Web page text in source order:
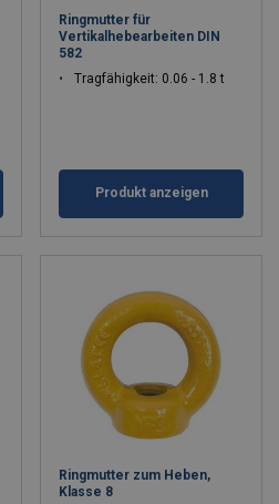
Ringmutter für
Vertikalhebearbeiten DIN
582
Tragfähigkeit: 0.06 - 1.8 t
Produkt anzeigen
Ringmutter zum Heben,
Klasse 8